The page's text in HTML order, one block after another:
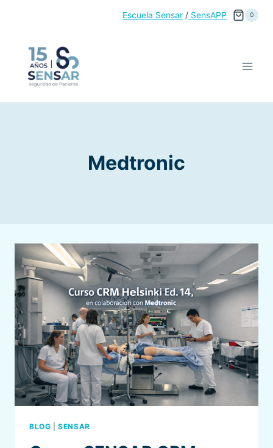
Escuela Sensar/SensAPP 0
Medtronic
BLOG |SENSAR